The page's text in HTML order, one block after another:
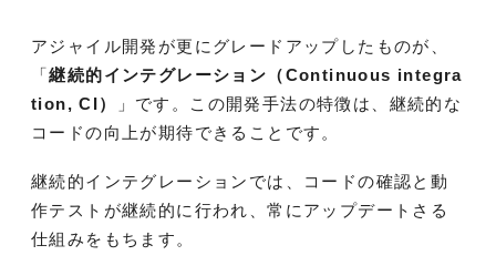
アジャイル開発が更にグレードアップしたものが、
「継続的インテグレーション（Continuous integra
tion, CI）
」です。この開発手法の特徴は、継続的な
コードの向上が期待できることです。
継続的インテグレーションでは、コードの確認と動
作テストが継続的に行われ、常にアップデートさる
仕組みをもちます。